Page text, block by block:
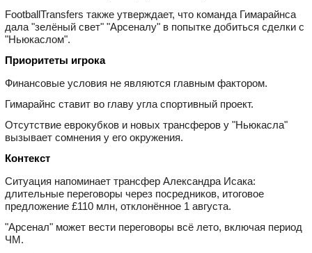
FootballTransfers также утверждает, что команда Гимарайнса
дала "зелёный свет" "Арсеналу" в попытке добиться сделки с
"Ньюкаслом".
Приоритеты игрока
Финансовые условия не являются главным фактором.
Гимарайнс ставит во главу угла спортивный проект.
Отсутствие еврокубков и новых трансферов у "Ньюкасла"
вызывает сомнения у его окружения.
Контекст
Ситуация напоминает трансфер Александра Исакa:
длительные переговоры через посредников, итоговое
предложение £110 млн, отклонённое 1 августа.
"Арсенал" может вести переговоры всё лето, включая период
ЧМ.